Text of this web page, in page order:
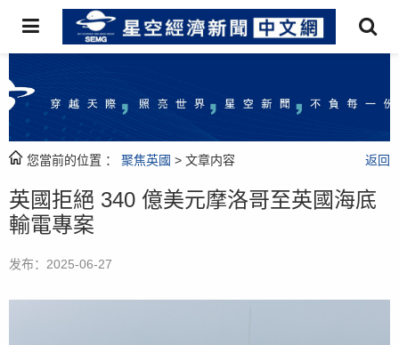
您當前的位置 ： 聚焦英國 > 文章内容 返回
英國拒絕 340 億美元摩洛哥至英國海底
輸電專案
发布：2025-06-27